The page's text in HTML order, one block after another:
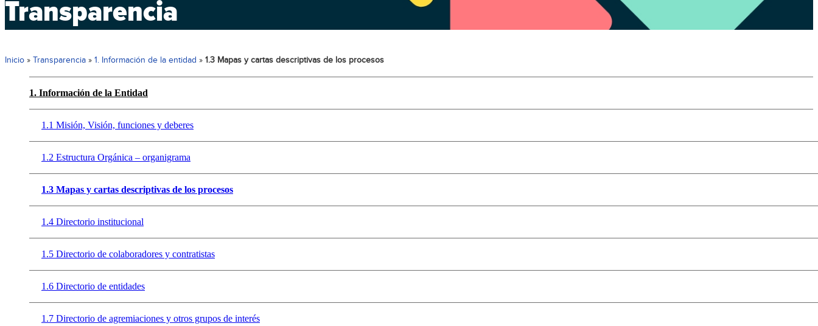
Transparencia
Inicio » Transparencia » 1. Información de la entidad » 1.3 Mapas y cartas descriptivas de los procesos
1. Información de la Entidad
1.1 Misión, Visión, funciones y deberes
1.2 Estructura Orgánica – organigrama
1.3 Mapas y cartas descriptivas de los procesos
1.4 Directorio institucional
1.5 Directorio de colaboradores y contratistas
1.6 Directorio de entidades
1.7 Directorio de agremiaciones y otros grupos de interés